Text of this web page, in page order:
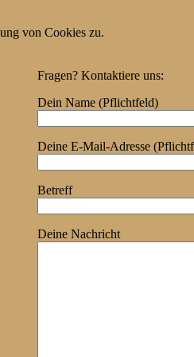
von Cookies zu.
Fragen? Kontaktiere uns:
Dein Name (Pflichtfeld)
Deine E-Mail-Adresse
Betreff
Deine Nachricht